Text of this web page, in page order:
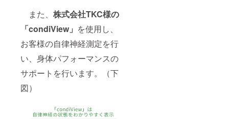
また、 株式会社TKC様の
「condiView」 を使用し、
お客様の自律神経測定を行
い、身体パフォーマンスの
サポートを行います。（下
図）